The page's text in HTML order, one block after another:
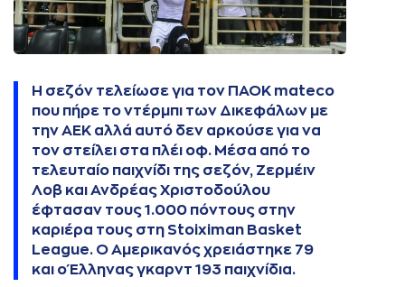
Η σεζόν τελείωσε για τον ΠΑΟΚ mateco
που πήρε το ντέρμπι των Δικεφάλων με
την ΑΕΚ αλλά αυτό δεν αρκούσε για να
τον στείλει στα πλέι οφ. Μέσα από το
τελευταίο παιχνίδι της σεζόν, Ζερμέιν
Λοβ και Ανδρέας Χριστοδούλου
έφτασαν τους 1.000 πόντους στην
καριέρα τους στη Stoiximan Basket
League. Ο Αμερικανός χρειάστηκε 79
και ο Έλληνας γκαρντ 193 παιχνίδια.